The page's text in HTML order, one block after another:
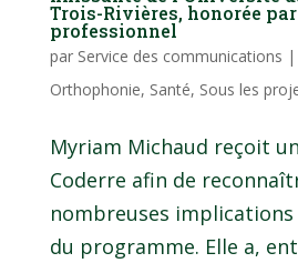
Trois-Rivières, honorée
professionnel
par Service des communications |
Orthophonie, Santé, Sous les
Myriam Michaud reçoit
Coderre afin de
nombreuses
du programme. Elle a,